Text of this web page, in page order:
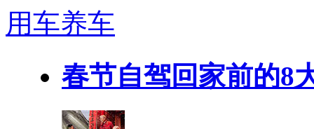
用车养车
春节自驾回家前的8